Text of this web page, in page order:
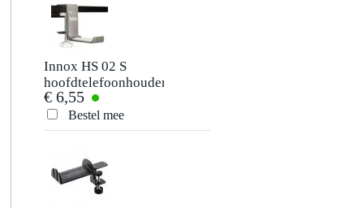
Innox HS 02 S
hoofdtelefoonhouder
€ 6,55
Bestel mee